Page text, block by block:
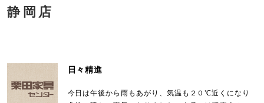
静岡店
日々精進
今日は午後から雨もあがり、気温も２０℃近くになり